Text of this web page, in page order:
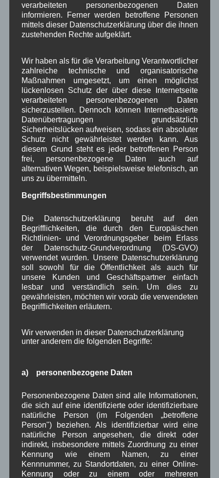
Neueste Kommentare
WBEbeiÜber uns
Josef Otler, Verein fürr Geschichte bei Über uns
Gerd Erfertbei Über uns
Beitragsarchiv
August 2026(2)
Juli 2026(9)
Juni 2026(4)
Mai 2026
(11)
April 2026(8)
März 2026(9)
Februar 2026(6)
Dezember 2025
(14)
November 2025(5)
Oktober 2025
September 2025(5)
August 2025(2)
Juli 2025(9)
Juni 2025 (7)
Mai 2025 (3)
April 2025(8)
März 2025(5)
Dezember 2024(7)
September 2024
(8)
August 2024(2)
Juni 2024(4)
Mai 2024(4)
April 2024(5)
März 2024 (4)
Februar 2024 (4)
Januar 2024(5)
Dezember 2023
November 2023
(5)
verarbeiteten personenbezogenen Daten
informieren. Ferner werden betroffene Personen
mittels dieser Datenschutzerklärung über die ihnen
zustehenden Rechte aufgeklärt.
Wir haben als für die Verarbeitung Verantwortlicher
zahlreiche technische und organisatorische
Maßnahmen umgesetzt, um einen möglichst
lückenlosen Schutz der über diese Internetseite
verarbeiteten personenbezogenen Daten
sicherzustellen. Dennoch können Internetbasierte
Datenübertragungen grundsätzlich
Sicherheitslücken aufweisen, sodass ein absoluter
Schutz nicht gewährleistet werden kann. Aus
diesem Grund steht es jeder betroffenen Person
frei, personenbezogene Daten auch auf
alternativen Wegen, beispielsweise telefonisch, an
uns zu übermitteln.
Begriffsbestimmungen
Die Datenschutzerklärung beruht auf den
Begrifflichkeiten, die durch den Europäischen
Richtlinien- und Verordnungsgeber beim Erlass
der Datenschutz-Grundverordnung (DS-GVO)
verwendet wurden. Unsere Datenschutzerklärung
soll sowohl für die Öffentlichkeit als auch für
unsere Kunden und Geschäftspartner einfach
lesbar und verständlich sein. Um dies zu
gewährleisten, möchten wir vorab die verwendeten
Begrifflichkeiten erläutern.
Wir verwenden in dieser Datenschutzerklärung
unter anderem die folgenden Begriffe:
a) personenbezogene Daten
Personenbezogene Daten sind alle Informationen,
die sich auf eine identifizierte oder identifizierbare
natürliche Person (im Folgenden „betroffene
Person") beziehen. Als identifizierbar wird eine
natürliche Person angesehen, die direkt oder
indirekt, insbesondere mittels Zuordnung zu einer
Kennung wie einem Namen, zu einer
Kennnummer, zu Standortdaten, zu einer Online-
Kennung oder zu einem oder mehreren